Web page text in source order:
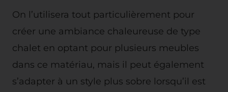
On l’utilisera tout particulièrement pour
créer une ambiance chaleureuse de type
chalet en optant pour plusieurs meubles
dans ce matériau, mais il peut également
s’adapter à un style plus sobre lorsqu’il est